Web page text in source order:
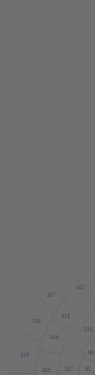
216
217
317
318
319
412
413
414
415
60
61